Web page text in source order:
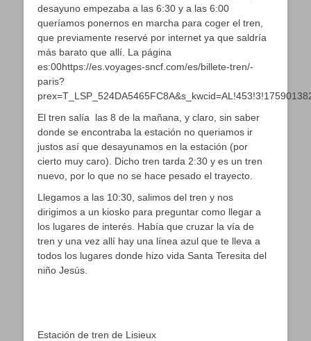
desayuno empezaba a las 6:30 y a las 6:00
queríamos ponernos en marcha para coger el tren,
que previamente reservé por internet ya que saldría
más barato que allí. La página
es:00https://es.voyages-sncf.com/es/billete-tren/-
paris?
El tren salía las 8 de la mañana, y claro, sin saber
donde se encontraba la estación no queriamos ir
justos así que desayunamos en la estación (por
cierto muy caro). Dicho tren tarda 2:30 y es un tren
nuevo, por lo que no se hace pesado el trayecto.
Llegamos a las 10:30, salimos del tren y nos
dirigimos a un kiosko para preguntar como llegar a
los lugares de interés. Había que cruzar la vía de
tren y una vez allí hay una línea azul que te lleva a
todos los lugares donde hizo vida Santa Teresita del
niño Jesús.
Estación de tren de Lisieux